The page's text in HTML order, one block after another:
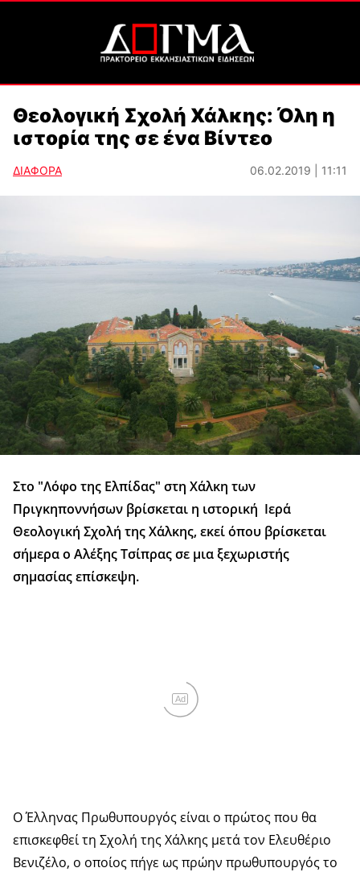
Θεολογική Σχολή Χάλκης: Όλη η
ιστορία της σε ένα Βίντεο
ΔΙΑΦΟΡΑ 06.02.2019 | 11:11
Στο "Λόφο της Ελπίδας" στη Χάλκη των
Πριγκηποννήσων βρίσκεται η ιστορική Ιερά
Θεολογική Σχολή της Χάλκης, εκεί όπου βρίσκεται
σήμερα ο Αλέξης Τσίπρας σε μια ξεχωριστής
σημασίας επίσκεψη.
Ad
Ο Έλληνας Πρωθυπουργός είναι ο πρώτος που θα
επισκεφθεί τη Σχολή της Χάλκης μετά τον Ελευθέριο
Βενιζέλο, ο οποίος πήγε ως πρώην πρωθυπουργός το